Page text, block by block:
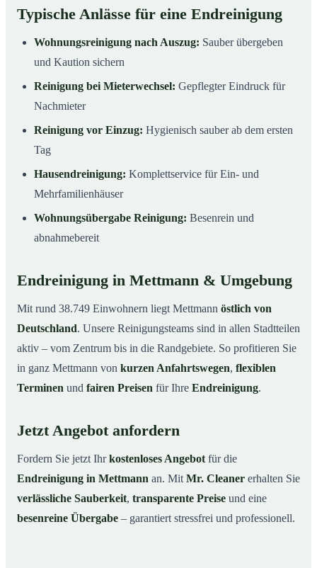
Typische Anlässe für eine Endreinigung
Wohnungsreinigung nach Auszug: Sauber übergeben
und Kaution sichern
Reinigung bei Mieterwechsel: Gepflegter Eindruck für
Nachmieter
Reinigung vor Einzug: Hygienisch sauber ab dem ersten
Tag
Hausendreinigung: Komplettservice für Ein- und
Mehrfamilienhäuser
Wohnungsübergabe Reinigung: Besenrein und
abnahmebereit
Endreinigung in Mettmann & Umgebung
Mit rund 38.749 Einwohnern liegt Mettmann östlich von
Deutschland. Unsere Reinigungsteams sind in allen Stadtteilen
aktiv – vom Zentrum bis in die Randgebiete. So profitieren Sie
in ganz Mettmann von kurzen Anfahrtswegen, flexiblen
Terminen und fairen Preisen für Ihre Endreinigung.
Jetzt Angebot anfordern
Fordern Sie jetzt Ihrkostenloses Angebot für die
Endreinigung in Mettmann an. Mit Mr. Cleaner erhalten Sie
verlässliche Sauberkeit, transparente Preise und eine
besenreine Übergabe – garantiert stressfrei und professionell.